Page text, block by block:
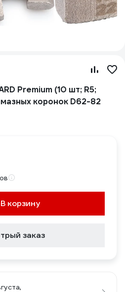
Premium (10 шт; R5;
коронок D62-82
В корзину
заказ